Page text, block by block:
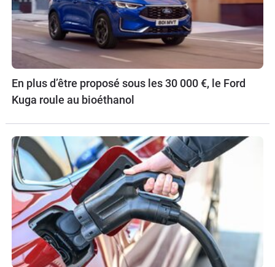
En plus d’être proposé sous les 30 000 €, le Ford
Kuga roule au bioéthanol